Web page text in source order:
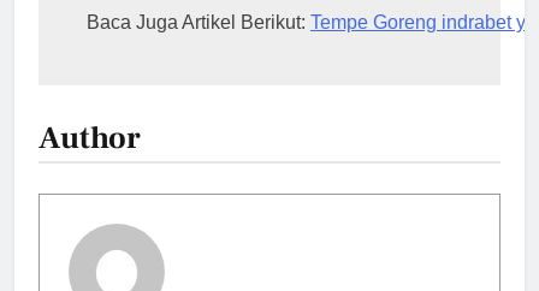
Baca Juga Artikel Berikut: Tempe Goreng indrabet
Author